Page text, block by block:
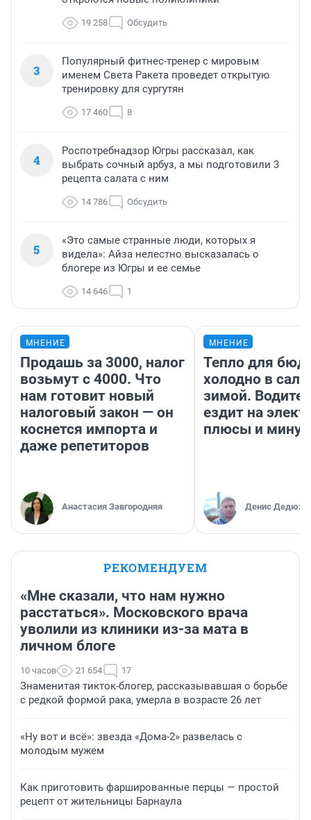
19 258 Обсудить
3
Популярный фитнес-тренер с мировым
именем Света Ракета проведет открытую
тренировку для сургутян
17 460 8
4
Роспотребнадзор Югры рассказал, как
выбрать сочный арбуз, а мы подготовили 3
рецепта салата с ним
14 786 Обсудить
5
«Это самые странные люди, которых я
видела»: Айза нелестно высказалась о
блогере из Югры и ее семье
14 646 1
МНЕНИЕ
Продашь за 3000, налог
возьмут с 4000. Что
нам готовит новый
налоговый закон — он
коснется импорта и
даже репетиторов
Анастасия Завгородняя
МНЕНИЕ
Тепло для
холодно в
зимой.
ездит на
плюсы и
Денис
РЕКОМЕНДУЕМ
«Мне сказали, что нам нужно
расстаться». Московского врача
уволили из клиники из-за мата в
личном блоге
10 часов 21 654 17
Знаменитая тикток-блогер, рассказывавшая о борьбе
с редкой формой рака, умерла в возрасте 26 лет
«Ну вот и всё»: звезда «Дома-2» развелась с
молодым мужем
Как приготовить фаршированные перцы — простой
рецепт от жительницы Барнаула